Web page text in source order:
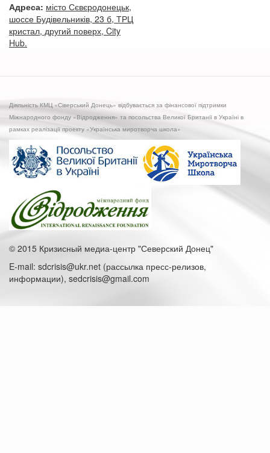
Адреса: місто Сєвєродонецьк,
шоссе Будівельників, 23 б, ТРЦ
кристал, другий поверх, City
Hub.
Діяльність КМЦ «Сіверський Донець» відбувається за фінансової підтримки
Міжнародного фонду «Відродження» та посольства Великої Британії в Україні в
рамках реалізації проекту «Українська миротворча школа»
© 2015 Кризисный медиа-центр "Северский Донец"
E-mail: sdcrisis@ukr.net (рассылка пресс-релизов,
информации), sedcrisis@gmail.com